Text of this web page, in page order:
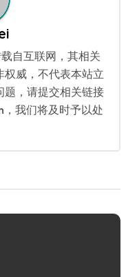
载自互联网，其相关
威，不代表本站立
题，请提交相关链接
我们将及时予以处